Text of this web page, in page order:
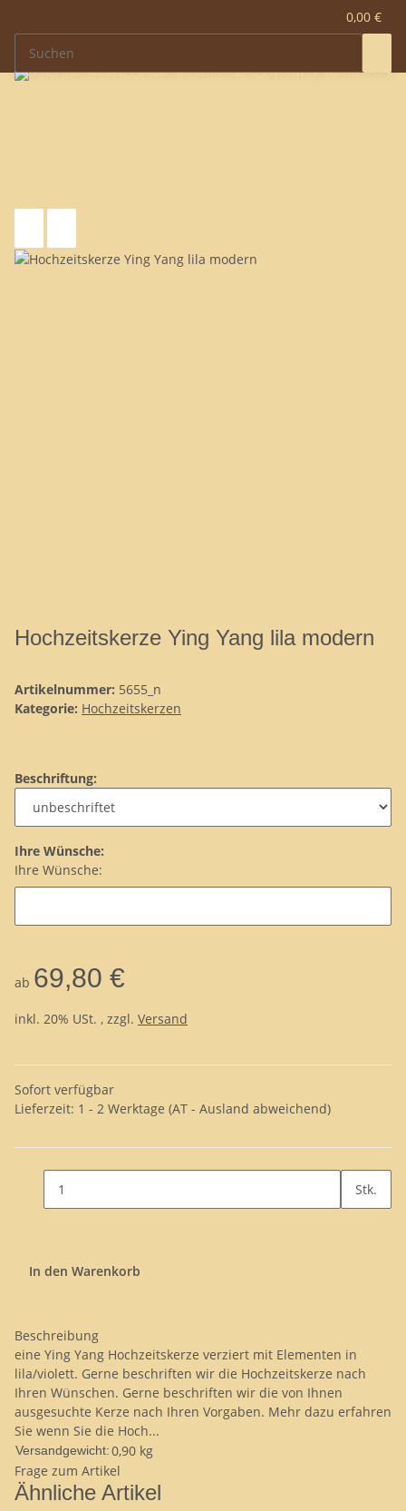
0,00 €
Hochzeitskerze Ying Yang lila modern
Artikelnummer: 5655_n
Kategorie: Hochzeitskerzen
Beschriftung:
Ihre Wünsche:
Ihre Wünsche:
ab 69,80 €
inkl. 20% USt. , zzgl. Versand
Sofort verfügbar
Lieferzeit: 1 - 2 Werktage (AT - Ausland abweichend)
Stk.
In den Warenkorb
Beschreibung
eine Ying Yang Hochzeitskerze verziert mit Elementen in
lila/violett. Gerne beschriften wir die Hochzeitskerze nach
Ihren Wünschen. Gerne beschriften wir die von Ihnen
ausgesuchte Kerze nach Ihren Vorgaben. Mehr dazu erfahren
Sie wenn Sie die Hoch...
Versandgewicht:0,90 kg
Frage zum Artikel
Ähnliche Artikel